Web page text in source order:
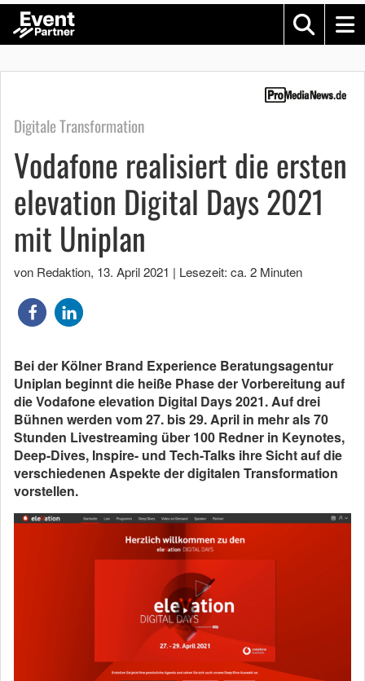
Digitale Transformation
Vodafone realisiert die ersten
elevation Digital Days 2021
mit Uniplan
von Redaktion, 13. April 2021 | Lesezeit: ca. 2 Minuten
Bei der Kölner Brand Experience Beratungsagentur
Uniplan beginnt die heiße Phase der Vorbereitung auf
die Vodafone elevation Digital Days 2021. Auf drei
Bühnen werden vom 27. bis 29. April in mehr als 70
Stunden Livestreaming über 100 Redner in Keynotes,
Deep-Dives, Inspire- und Tech-Talks ihre Sicht auf die
verschiedenen Aspekte der digitalen Transformation
vorstellen.